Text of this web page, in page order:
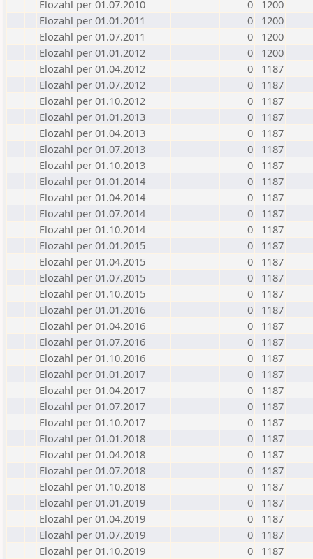
Elozahl per 01.07.2010
0
1200
Elozahl per 01.01.2011
0
1200
Elozahl per 01.07.2011
0
1200
Elozahl per 01.01.2012
0
1200
Elozahl per 01.04.2012
0
1187
Elozahl per 01.07.2012
0
1187
Elozahl per 01.10.2012
0
1187
Elozahl per 01.01.2013
0
1187
Elozahl per 01.04.2013
0
1187
Elozahl per 01.07.2013
0
1187
Elozahl per 01.10.2013
0
1187
Elozahl per 01.01.2014
0
1187
Elozahl per 01.04.2014
0
1187
Elozahl per 01.07.2014
0
1187
Elozahl per 01.10.2014
0
1187
Elozahl per 01.01.2015
0
1187
Elozahl per 01.04.2015
0
1187
Elozahl per 01.07.2015
0
1187
Elozahl per 01.10.2015
0
1187
Elozahl per 01.01.2016
0
1187
Elozahl per 01.04.2016
0
1187
Elozahl per 01.07.2016
0
1187
Elozahl per 01.10.2016
0
1187
Elozahl per 01.01.2017
0
1187
Elozahl per 01.04.2017
0
1187
Elozahl per 01.07.2017
0
1187
Elozahl per 01.10.2017
0
1187
Elozahl per 01.01.2018
0
1187
Elozahl per 01.04.2018
0
1187
Elozahl per 01.07.2018
0
1187
Elozahl per 01.10.2018
0
1187
Elozahl per 01.01.2019
0
1187
Elozahl per 01.04.2019
0
1187
Elozahl per 01.07.2019
0
1187
Elozahl per 01.10.2019
0
1187